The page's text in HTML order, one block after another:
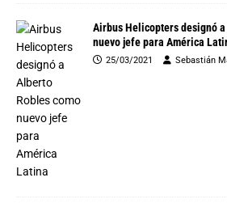
Airbus Helicopters designó
nuevo jefe para América
25/03/2021 Sebastián